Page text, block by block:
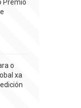
Premio
o
xa